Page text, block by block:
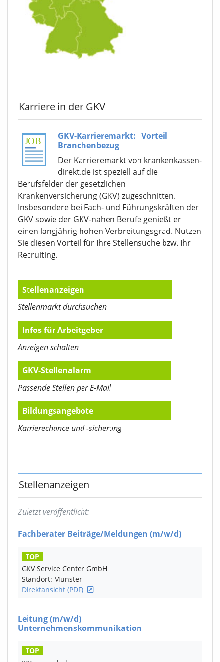
Karriere in der GKV
GKV-Karrieremarkt: Vorteil
Branchenbezug
Der Karrieremarkt von krankenkassen-
direkt.de ist speziell auf die
Berufsfelder der gesetzlichen
Krankenversicherung (GKV) zugeschnitten.
Insbesondere bei Fach- und Führungskräften der
GKV sowie der GKV-nahen Berufe genießt er
einen langjährig hohen Verbreitungsgrad. Nutzen
Sie diesen Vorteil für Ihre Stellensuche bzw. Ihr
Recruiting.
Stellenanzeigen
Stellenmarkt durchsuchen
Infos für Arbeitgeber
Anzeigen schalten
GKV-Stellenalarm
Passende Stellen per E-Mail
Bildungsangebote
Karrierechance und -sicherung
Stellenanzeigen
Zuletzt veröffentlicht:
Fachberater Beiträge/Meldungen (m/w/d)
TOP
GKV Service Center GmbH
Standort: Münster
Direktansicht (PDF)
Leitung(m/w/d)
Unternehmenskommunikation
TOP